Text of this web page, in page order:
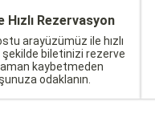
Hızlı Rezervasyon
arayüzümüz ile hızlı
şekilde biletinizi rezerve
kaybetmeden
odaklanın.